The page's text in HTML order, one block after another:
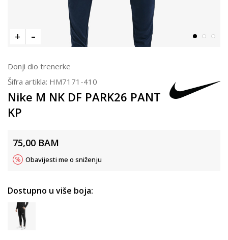
Donji dio trenerke
Šifra artikla: HM7171-410
Nike M NK DF PARK26 PANT
KP
75,00 BAM
Obavijesti me o sniženju
Dostupno u više boja: